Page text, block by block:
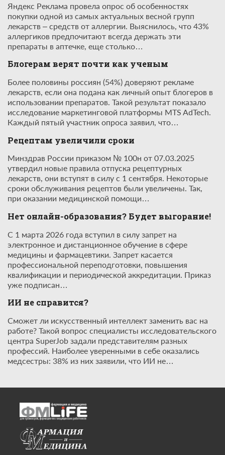
Яндекс Реклама провела опрос об особенностях
покупки одной из самых актуальных весной групп
лекарств – средств от аллергии. Выяснилось, что 43%
аллергиков предпочитают всегда держать эти
препараты в аптечке, еще столько…
Блогерам верят почти как ученым
Более половины россиян (54%) доверяют рекламе
лекарств, если она подана как личный опыт блогеров в
использовании препаратов. Такой результат показало
исследование маркетинговой платформы MTS AdTech.
Каждый пятый участник опроса заявил, что…
Рецептам увеличили сроки
Минздрав России приказом № 100н от 07.03.2025
утвердил новые правила отпуска рецептурных
лекарств, они вступят в силу с 1 сентября. Некоторые
сроки обслуживания рецептов были увеличены. Так,
при оказании медицинской помощи…
Нет онлайн-образования? Будет выгорание!
С 1 марта 2026 года вступил в силу запрет на
электронное и дистанционное обучение в сфере
медицины и фармацевтики. Запрет касается
профессиональной переподготовки, повышения
квалификации и периодической аккредитации. Приказ
уже подписан…
ИИ не справится?
Сможет ли искусственный интеллект заменить вас на
работе? Такой вопрос специалисты исследовательского
центра SuperJob задали представителям разных
профессий. Наиболее уверенными в себе оказались
медсестры: 38% из них заявили, что ИИ не…